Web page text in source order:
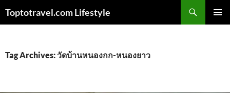
Toptotravel.com Lifestyle
Tag Archives: วัดบ้านหนองกก-หนองยาว